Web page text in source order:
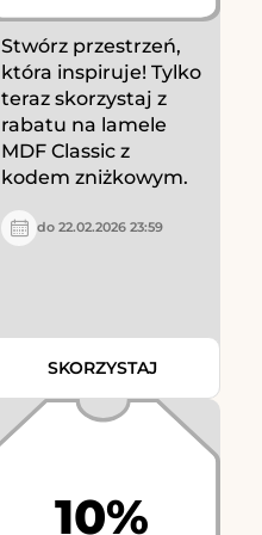
Stwórz przestrzeń,
która inspiruje! Tylko
teraz skorzystaj z
rabatu na lamele
MDF Classic z
kodem zniżkowym.
do 22.02.2026 23:59
SKORZYSTAJ
10%